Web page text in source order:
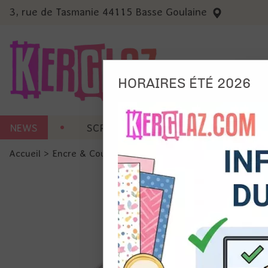
3, rue de Tasmanie 44115 Basse Goulaine
NEWS SCRAP CARTERIE MACHINES
Accueil > Encre & Couleur > Encre
Ils
et du
précises
Si vous
de la
HORAIRES ÉTÉ 2026